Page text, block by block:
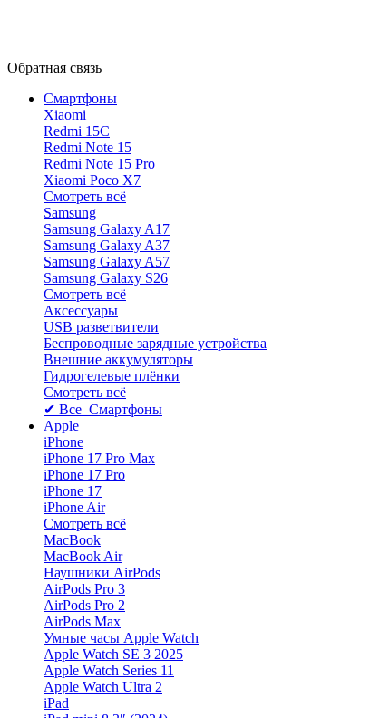
Обратная связь
Смартфоны
Xiaomi
Redmi 15C
Redmi Note 15
Redmi Note 15 Pro
Xiaomi Poco X7
Смотреть всё
Samsung
Samsung Galaxy A17
Samsung Galaxy A37
Samsung Galaxy A57
Samsung Galaxy S26
Смотреть всё
Аксессуары
USB разветвители
Беспроводные зарядные устройства
Внешние аккумуляторы
Гидрогелевые плёнки
Смотреть всё
✔ Все Смартфоны
Apple
iPhone
iPhone 17 Pro Max
iPhone 17 Pro
iPhone 17
iPhone Air
Смотреть всё
MacBook
MacBook Air
Наушники AirPods
AirPods Pro 3
AirPods Pro 2
AirPods Max
Умные часы Apple Watch
Apple Watch SE 3 2025
Apple Watch Series 11
Apple Watch Ultra 2
iPad